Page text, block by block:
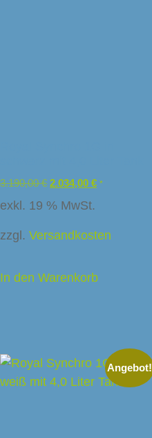
3.190,00€ 2.034,00 € *
exkl. 19 % MwSt.
zzgl. Versandkosten
In den Warenkorb
Angebot!